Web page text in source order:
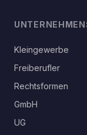
Kleingewerbe
Freiberufler
Rechtsformen
GmbH
UG